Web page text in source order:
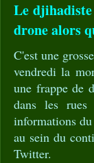
Le
drone alors
C'est une
vendredi la
une frappe de
dans les
informations
au sein du
Twitter.